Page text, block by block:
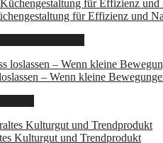
für Effizienz und
– Wenn kleine
Kulturgut und Trendprodukt